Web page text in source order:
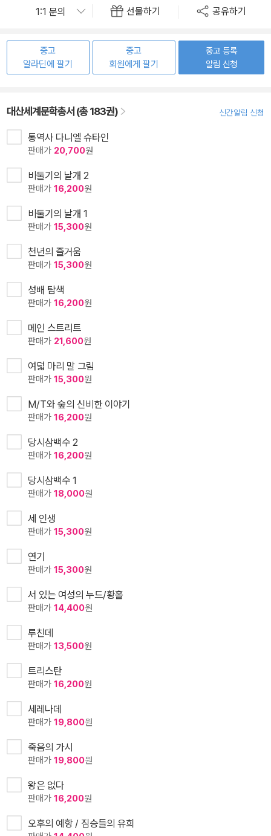
선물하기 공유하기
중고
알라딘에 팔기
중고
회원에게 팔기
중고 등록
알림 신청
대산세계문학총서 (총 183권) 신간알림 신청
통역사 다니엘 슈타인
판매가 20,700원
비둘기의 날개 2
판매가 16,200원
비둘기의 날개 1
판매가 15,300원
천년의 즐거움
판매가 15,300원
성배 탐색
판매가 16,200원
메인 스트리트
판매가 21,600원
여덟 마리 말 그림
판매가 15,300원
M/T와 숲의 신비한 이야기
판매가 16,200원
당시삼백수 2
판매가 16,200원
당시삼백수 1
판매가 18,000원
세 인생
판매가 15,300원
연기
판매가 15,300원
서 있는 여성의 누드/황홀
판매가 14,400원
루친데
판매가 13,500원
트리스탄
판매가 16,200원
세레나데
판매가 19,800원
죽음의 가시
판매가 19,800원
왕은 없다
판매가 16,200원
오후의 예항 / 짐승들의 유희